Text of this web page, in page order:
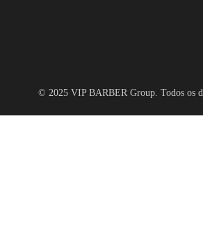
© 2025 VIP BARBER Group. Todos os